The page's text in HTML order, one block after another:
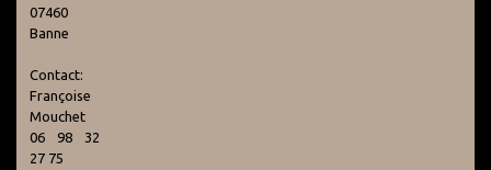
07460
Banne
Contact:
Françoise
Mouchet
06 98 32
27 75